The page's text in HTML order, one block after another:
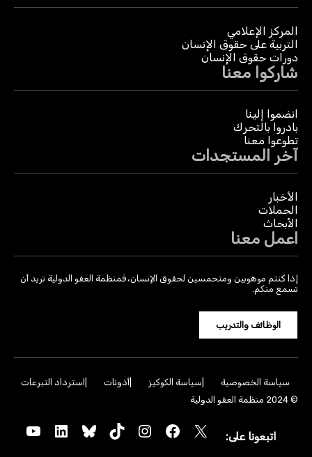
المركز الإعلامي
التربية على حقوق الإنسان
دورات حقوق الإنسان
شاركوا معنا
انضموا إلينا
بادروا بالتحرك
تطوعوا معنا
آخر المستجدات
الأخبار
الحملات
الأبحاث
اعمل معنا
إذا كنتم موهوبين ومتحمسين لحقوق الإنسان، فمنظمة العفو الدولية تريد أن
تسمع منكم.
الوظائف والتدريب
سياسة الخصوصية سياسة الكوكيز أذونات
استرداد التبرعات
© 2024 منظمة العفو الدولية
اتبعونا على: X
Facebook
Instagram
TikTok
Bluesky
LinkedIn
YouTube